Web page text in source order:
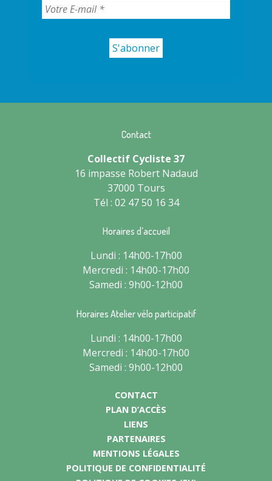
Contact
Collectif Cycliste 37
16 impasse Robert Nadaud
37000 Tours
Tél : 02 47 50 16 34
Horaires d’accueil
Lundi : 14h00-17h00
Mercredi : 14h00-17h00
Samedi : 9h00-12h00
Horaires Atelier vélo participatif
Lundi : 14h00-17h00
Mercredi : 14h00-17h00
Samedi : 9h00-12h00
CONTACT
PLAN D’ACCÈS
LIENS
PARTENAIRES
MENTIONS LÉGALES
POLITIQUE DE CONFIDENTIALITÉ